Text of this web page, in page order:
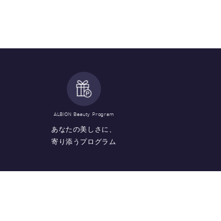
ALBION Beauty Program
あなたの美しさに、
寄り添うプログラム